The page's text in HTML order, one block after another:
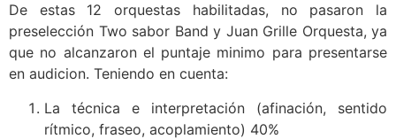
De estas 12 orquestas habilitadas, no pasaron la
preselección Two sabor Band y Juan Grille Orquesta, ya
que no alcanzaron el puntaje minimo para presentarse
en audicion. Teniendo en cuenta:
La técnica e interpretación (afinación, sentido
rítmico, fraseo, acoplamiento) 40%